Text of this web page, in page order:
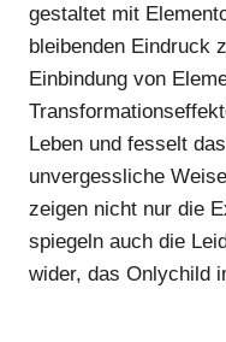
gestaltet mit
bleibenden Eindruck
Einbindung von
Leben und fesselt
unvergessliche
zeigen nicht nur die
spiegeln auch die
wider, das Onlychild